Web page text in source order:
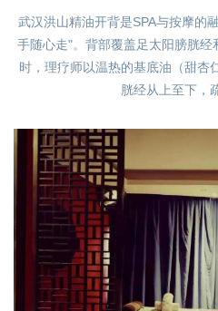
武汉洪山精油开背是SPA与按摩的
手随心走"。背部覆盖足太阳膀胱
时，理疗师以温热的基底油（甜杏
胱经从上至下，